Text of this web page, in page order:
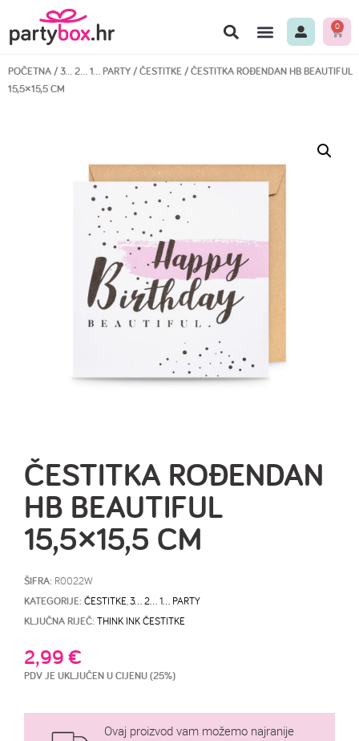
0
POČETNA/3… 2… 1… PARTY/ČESTITKE/ ČESTITKA ROĐENDAN HB BEAUTIFUL
15,5×15,5 CM
ČESTITKA ROĐENDAN
HB BEAUTIFUL
15,5×15,5 CM
ŠIFRA: R0022W
KATEGORIJE: ČESTITKE 3… 2… 1… PARTY
KLJUČNA RIJEČ: THINK INK ČESTITKE
2,99€
PDV JE UKLJUČEN U CIJENU (25%)
Ovaj proizvod vam možemo najranije